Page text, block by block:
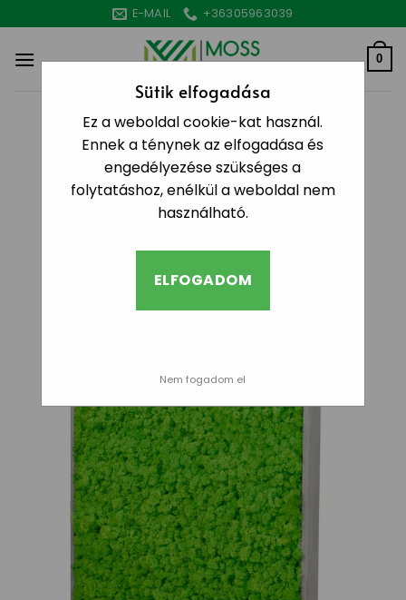
to
content
E-MAIL +36305963039
0
Sütik elfogadása
Ez a weboldal cookie-kat használ.
Ennek a ténynek az elfogadása és
engedélyezése szükséges a
folytatáshoz, enélkül a weboldal nem
használható.
ELFOGADOM
Nem fogadom el